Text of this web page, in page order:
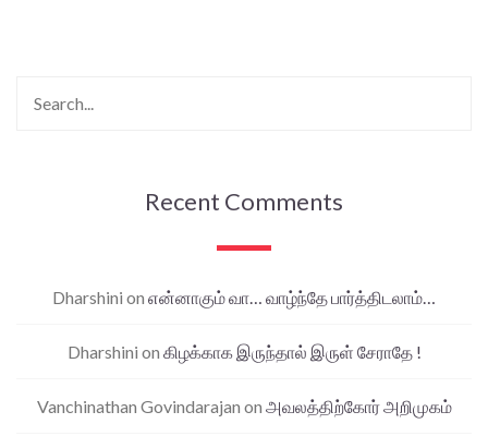
Recent Comments
Dharshini on என்னாகும் வா… வாழ்ந்தே பார்த்திடலாம்…
Dharshini on கிழக்காக இருந்தால் இருள் சேராதே !
Vanchinathan Govindarajan on அவலத்திற்கோர் அறிமுகம்